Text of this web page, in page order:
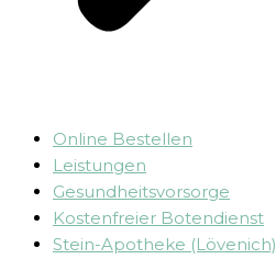
Online Bestellen
Leistungen
Gesundheitsvorsorge
Kostenfreier Botendienst
Stein-Apotheke (Lövenich)